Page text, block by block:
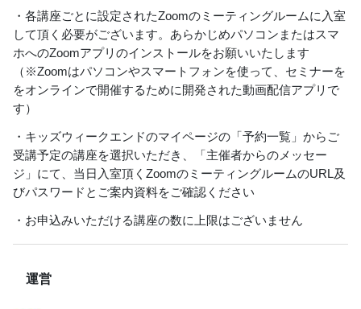
・各講座ごとに設定されたZoomのミーティングルームに入室
して頂く必要がございます。あらかじめパソコンまたはスマ
ホへのZoomアプリのインストールをお願いいたします
（※Zoomはパソコンやスマートフォンを使って、セミナーを
をオンラインで開催するために開発された動画配信アプリで
す）
・キッズウィークエンドのマイページの「予約一覧」からご
受講予定の講座を選択いただき、「主催者からのメッセー
ジ」にて、当日入室頂くZoomのミーティングルームのURL及
びパスワードとご案内資料をご確認ください
・お申込みいただける講座の数に上限はございません
運営